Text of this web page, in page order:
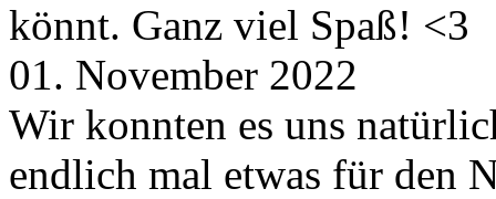
könnt. Ganz viel Spaß! <3
01. November 2022
Wir konnten es uns
endlich mal etwas für den